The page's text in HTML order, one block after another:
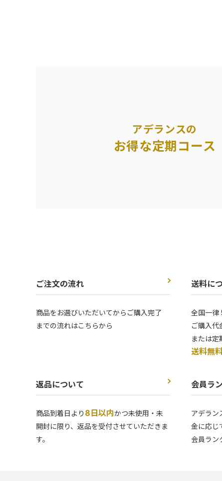
アデランスの
お得な定期コース
ご注文の流れ
商品をお選びいただいてからご購入完了
までの流れはこちらから
送料に
全国一律
ご購入
または定
送料無
返品について
商品到着日より 8日以内かつ未使用・未
開封に限り、返品を受付させていただきま
す。
会員ラ
アデラン
金に応じ
会員ラン